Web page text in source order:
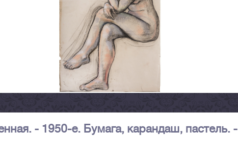
- 1950-е. Бумага, карандаш, пастель. -